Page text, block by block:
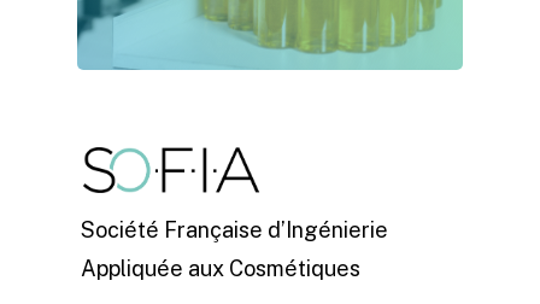
Société Française d’Ingénierie
Appliquée aux Cosmétiques